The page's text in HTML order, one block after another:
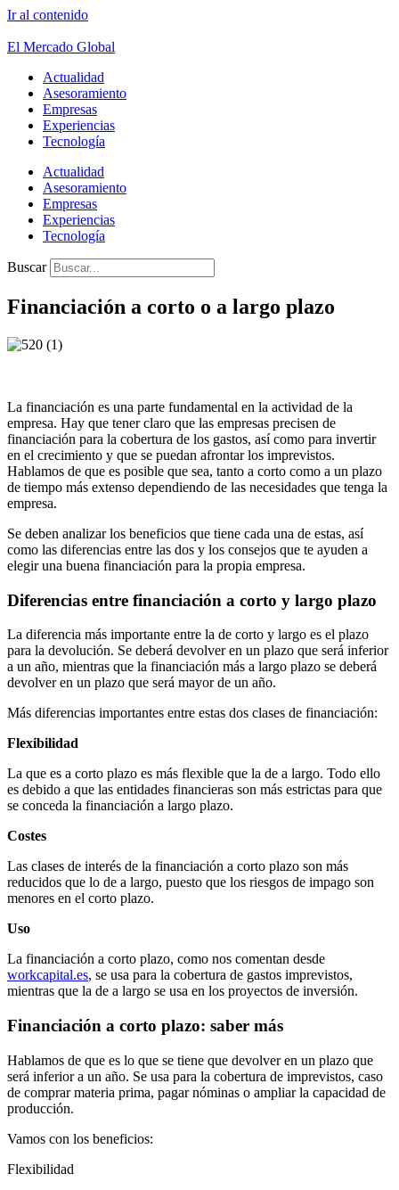
Ir al contenido
El Mercado Global
Actualidad
Asesoramiento
Empresas
Experiencias
Tecnología
Actualidad
Asesoramiento
Empresas
Experiencias
Tecnología
Buscar
Financiación a corto o a largo plazo
La financiación es una parte fundamental en la actividad de la
empresa. Hay que tener claro que las empresas precisen de
financiación para la cobertura de los gastos, así como para invertir
en el crecimiento y que se puedan afrontar los imprevistos.
Hablamos de que es posible que sea, tanto a corto como a un plazo
de tiempo más extenso dependiendo de las necesidades que tenga la
empresa.
Se deben analizar los beneficios que tiene cada una de estas, así
como las diferencias entre las dos y los consejos que te ayuden a
elegir una buena financiación para la propia empresa.
Diferencias entre financiación a corto y largo plazo
La diferencia más importante entre la de corto y largo es el plazo
para la devolución. Se deberá devolver en un plazo que será inferior
a un año, mientras que la financiación más a largo plazo se deberá
devolver en un plazo que será mayor de un año.
Más diferencias importantes entre estas dos clases de financiación:
Flexibilidad
La que es a corto plazo es más flexible que la de a largo. Todo ello
es debido a que las entidades financieras son más estrictas para que
se conceda la financiación a largo plazo.
Costes
Las clases de interés de la financiación a corto plazo son más
reducidos que lo de a largo, puesto que los riesgos de impago son
menores en el corto plazo.
Uso
La financiación a corto plazo, como nos comentan desde
workcapital.es, se usa para la cobertura de gastos imprevistos,
mientras que la de a largo se usa en los proyectos de inversión.
Financiación a corto plazo: saber más
Hablamos de que es lo que se tiene que devolver en un plazo que
será inferior a un año. Se usa para la cobertura de imprevistos, caso
de comprar materia prima, pagar nóminas o ampliar la capacidad de
producción.
Vamos con los beneficios:
Flexibilidad